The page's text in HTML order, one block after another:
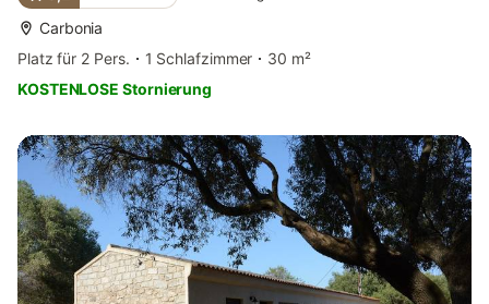
Carbonia
Platz für 2 Pers.
1 Schlafzimmer
30 m²
KOSTENLOSE Stornierung